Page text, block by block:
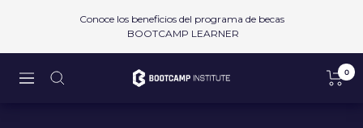
Conoce los beneficios del programa de becas
BOOTCAMP LEARNER
Navigación
Bootcamp
0